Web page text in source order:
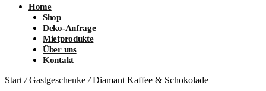
Home
Shop
Deko-Anfrage
Mietprodukte
Über uns
Kontakt
Start / Gastgeschenke /Diamant Kaffee & Schokolade